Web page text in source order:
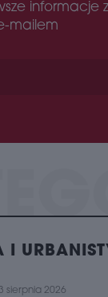
informacje
mailem
I
sierpnia 2026